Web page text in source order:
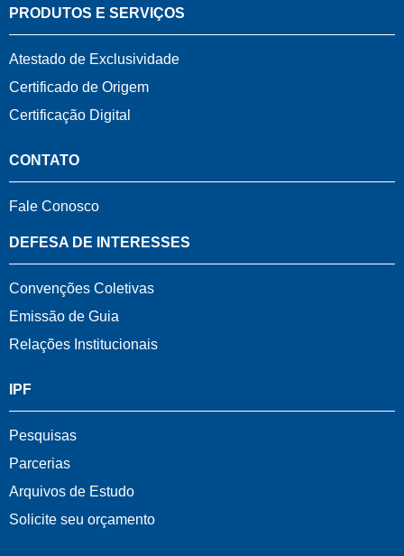
PRODUTOS E SERVIÇOS
Atestado de Exclusividade
Certificado de Origem
Certificação Digital
CONTATO
Fale Conosco
DEFESA DE INTERESSES
Convenções Coletivas
Emissão de Guia
Relações Institucionais
IPF
Pesquisas
Parcerias
Arquivos de Estudo
Solicite seu orçamento